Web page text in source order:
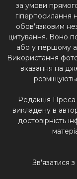
за умови
гіперпосилання
обов'язковим
цитування. Воно
або у першому
Використання
вказання на
Редакція
викладену в
достовірність
Зв'язатися